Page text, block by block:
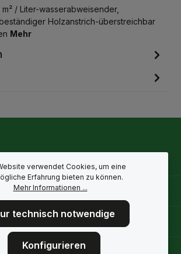
/ Liter-wasserabweisender,
Holzanstrich-überstreichbar
Mehr
verwendet Cookies, um eine
Erfahrung bieten zu können.
Mehr Informationen ...
technisch notwendige
Konfigurieren